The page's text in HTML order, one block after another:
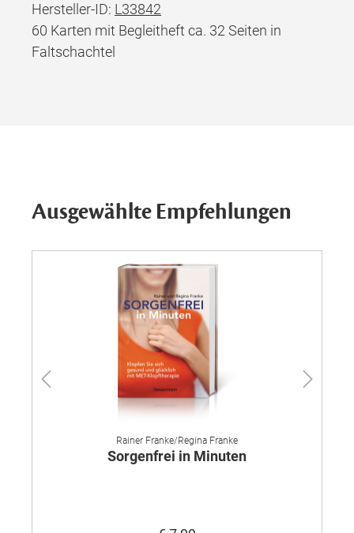
Hersteller-ID: L33842
60 Karten mit Begleitheft ca. 32 Seiten in
Faltschachtel
Ausgewählte Empfehlungen
Rainer Franke/Regina Franke
Sorgenfrei in Minuten